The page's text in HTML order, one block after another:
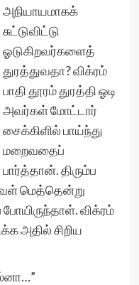
அநியாயமாகக்
சுட்டுவிட்டு
ஓடுகிறவர்களைத்
துரத்துவதா? விக்ரம்
பாதி தூரம் துரத்தி ஓடி
அவர்கள் மோட்டார்
சைக்கிளில் பாய்ந்து
மறைவதைப்
பார்த்தான். திரும்ப
மெத்தென்று
விக்ரம்
அதில் சிறிய